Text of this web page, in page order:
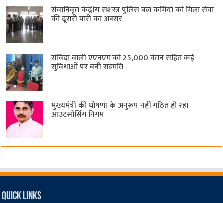
सेवानिवृत्त केंद्रीय सशस्त्र पुलिस बल ​कर्मियों को मिला सेवा
की दूसरी पारी का अवसर
संविदा वाली एएनएम को 25,000 वेतन सहित कई
सुविधाओं पर बनी सहमति
मुख्यमंत्री की घोषणा के अनुरूप नहीं गठित हो रहा
आउटसोर्सिंग निगम
Quick Links